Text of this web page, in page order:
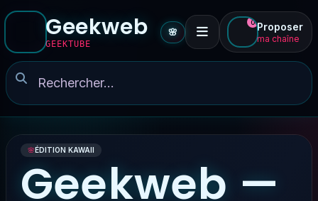
Geekweb
GEEKTUBE
🌸
0 Proposer
ma chaîne
🌸ÉDITION KAWAII
Geekweb —